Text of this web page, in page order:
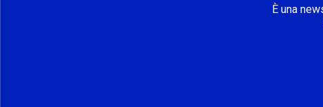
È una